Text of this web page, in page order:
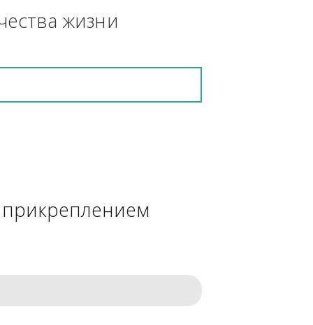
работу выполнит и в
с прикреплением